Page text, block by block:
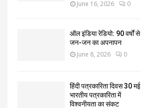
June 16, 2026 0
ऑल इंडिया रेडियो: 90 वर्षों से
जन-जन का अपनापन
June 8, 2026 0
हिंदी पत्रकारिता दिवस 30 मई
भारतीय पत्रकारिता में
विश्वनीयता का संकट